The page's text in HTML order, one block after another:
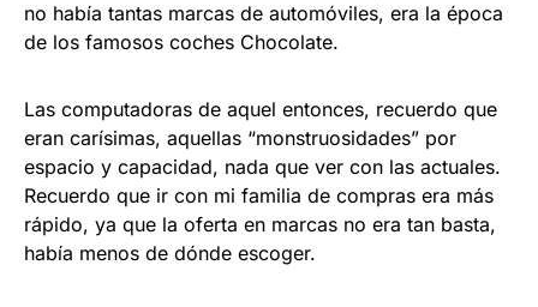
no había tantas marcas de automóviles, era la época
de los famosos coches Chocolate.
Las computadoras de aquel entonces, recuerdo que
eran carísimas, aquellas “monstruosidades” por
espacio y capacidad, nada que ver con las actuales.
Recuerdo que ir con mi familia de compras era más
rápido, ya que la oferta en marcas no era tan basta,
había menos de dónde escoger.